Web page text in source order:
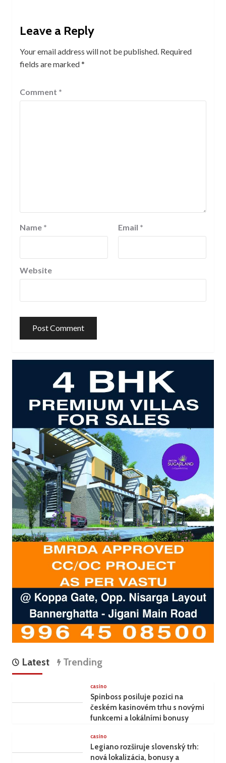
Leave a Reply
Your email address will not be published. Required
fields are marked*
Comment *
Name * Email *
Website
Latest Trending
casino
Spinboss posiluje pozici na
českém kasinovém trhu s novými
funkcemi a lokálními bonusy
casino
Legiano rozširuje slovenský trh:
nová lokalizácia, bonusy a